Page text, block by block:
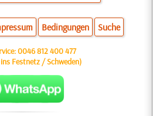
Bedingungen Suche
0046 812 400 477
Festnetz / Schweden)